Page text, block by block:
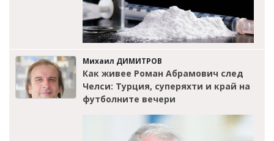
Михаил ДИМИТРОВ
Как живее Роман Абрамович след
Челси: Турция, суперяхти и край на
футболните вечери